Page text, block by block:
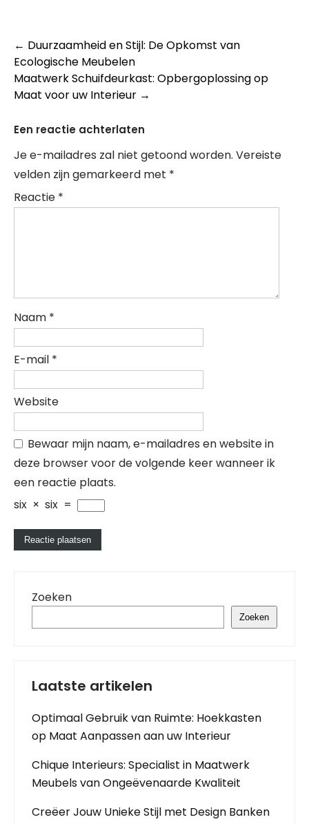
Berichtnavigatie
← Duurzaamheid en Stijl: De Opkomst van
Ecologische Meubelen
Maatwerk Schuifdeurkast: Opbergoplossing op
Maat voor uw Interieur →
Een reactie achterlaten
Je e-mailadres zal niet getoond worden. Vereiste
velden zijn gemarkeerd met *
Reactie *
Naam *
E-mail *
Website
Bewaar mijn naam, e-mailadres en website in
deze browser voor de volgende keer wanneer ik
een reactie plaats.
six × six =
Zoeken
Zoeken
Laatste artikelen
Optimaal Gebruik van Ruimte: Hoekkasten
op Maat Aanpassen aan uw Interieur
Chique Interieurs: Specialist in Maatwerk
Meubels van Ongeëvenaarde Kwaliteit
Creëer Jouw Unieke Stijl met Design Banken